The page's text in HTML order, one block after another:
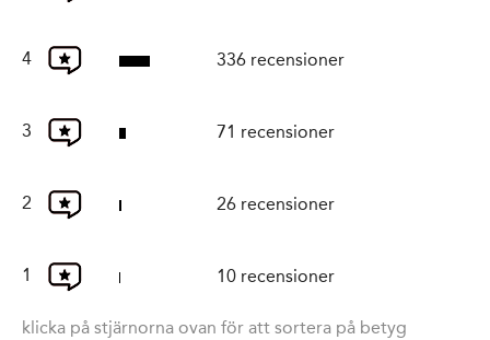
4 336 recensioner
3 71 recensioner
2 26 recensioner
1 10 recensioner
klicka på stjärnorna ovan för att sortera på betyg